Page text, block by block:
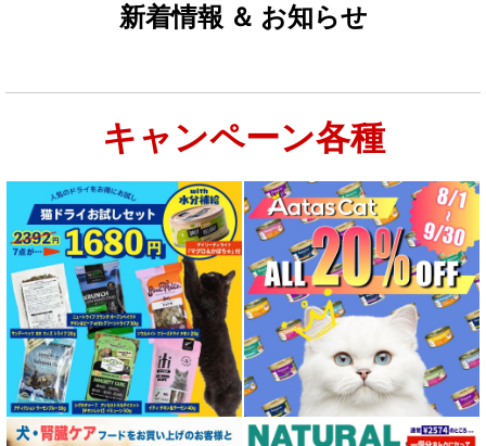
新着情報 ＆ お知らせ
キャンペーン各種